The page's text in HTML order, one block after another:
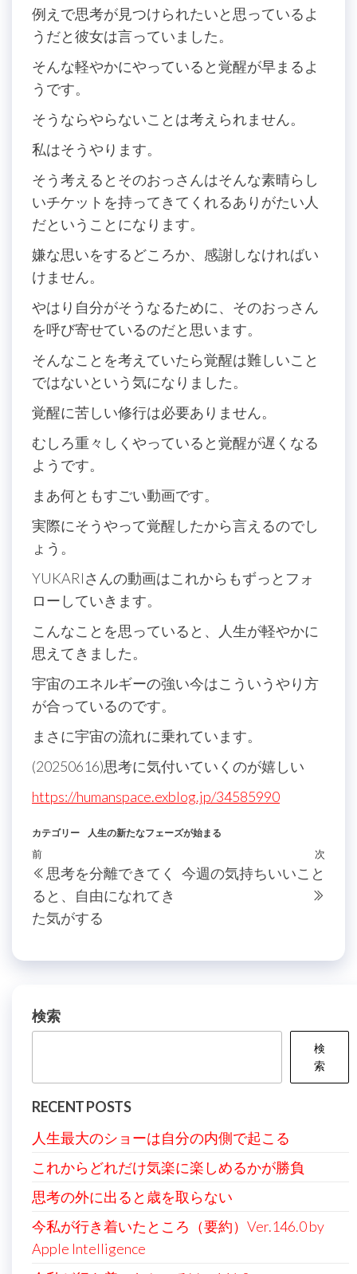
例えで思考が見つけられたいと思っているよ
うだと彼女は言っていました。
そんな軽やかにやっていると覚醒が早まるよ
うです。
そうならやらないことは考えられません。
私はそうやります。
そう考えるとそのおっさんはそんな素晴らし
いチケットを持ってきてくれるありがたい人
だということになります。
嫌な思いをするどころか、感謝しなければい
けません。
やはり自分がそうなるために、そのおっさん
を呼び寄せているのだと思います。
そんなことを考えていたら覚醒は難しいこと
ではないという気になりました。
覚醒に苦しい修行は必要ありません。
むしろ重々しくやっていると覚醒が遅くなる
ようです。
まあ何ともすごい動画です。
実際にそうやって覚醒したから言えるのでし
ょう。
YUKARIさんの動画はこれからもずっとフォ
ローしていきます。
こんなことを思っていると、人生が軽やかに
思えてきました。
宇宙のエネルギーの強い今はこういうやり方
が合っているのです。
まさに宇宙の流れに乗れています。
(20250616)思考に気付いていくのが嬉しい
https://humanspace.exblog.jp/34585990
カテゴリー 人生の新たなフェーズが始まる
投
稿
ナ
ゲ
シ
ョ
過
去
の
投
前
思考を分離できてく
ると、自由になれてき
た気がする
次
次
今週の気持ちいいこと
検索
検
索
RECENT POSTS
人生最大のショーは自分の内側で起こる
これからどれだけ気楽に楽しめるかが勝負
思考の外に出ると歳を取らない
今私が行き着いたところ（要約）Ver.146.0 by
Apple Intelligence